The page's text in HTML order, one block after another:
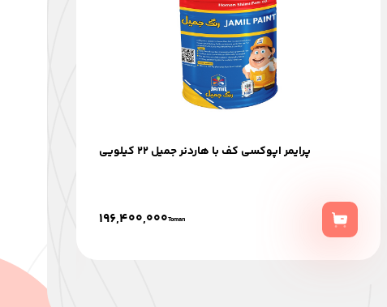
پرایمر اپوکسی کف با هاردنر جمیل 22 کیلویی
196,400,000Toman